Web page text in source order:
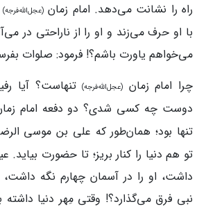
راه را نشانت می‌دهد. امام زمان (عجل‌الله‌فرجه)
با او حرف می‌زند و او را از ناراحتی در
می‌خواهم یاورت باشم؟! فرمود: صلوات
چرا امام زمان (عجل‌الله‌فرجه)تنهاست؟ آیا
دوست چه کسی شدی؟ دو دفعه امام
تنها بود؛ همان‌طور که علی بن موسی
تو هم دنیا را کنار بریز؛ تا حضورت
داشت، او را در آسمان چهارم نگه‌
نبی فرق می‌گذارد؟! وقتی مِهر دنیا داشته